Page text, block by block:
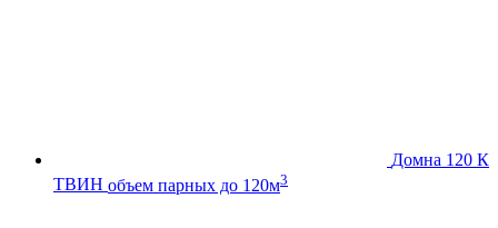
Домна 120 К
ТВИН объем парных до 120м3